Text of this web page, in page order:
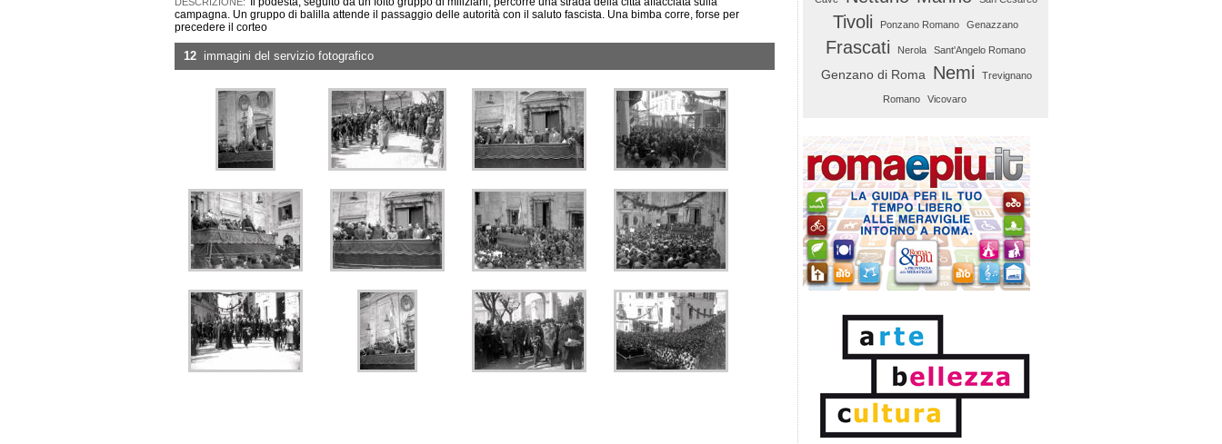
campagna. Un gruppo di balilla attende il passaggio delle autorità con il saluto fascista. Una bimba corre, forse per
precedere il corteo
12 immagini del servizio fotografico
Tivoli Ponzano Romano Genazzano
Frascati Nerola Sant'Angelo Romano
Genzano di Roma Nemi Trevignano
Romano Vicovaro